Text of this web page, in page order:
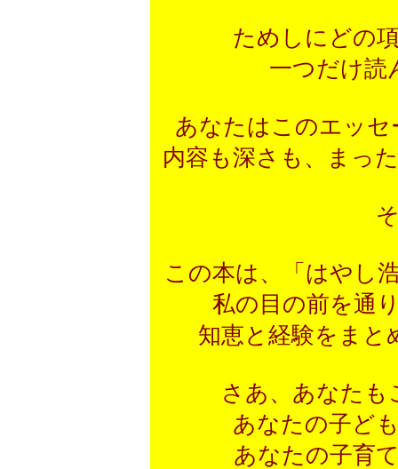
ためしにどの
一つだけ読
あなたはこのエッ
内容も深さも、まっ
この本は、「はやし
私の目の前を通
知恵と経験をまと
さあ、あなたも
あなたの子ど
あなたの子育